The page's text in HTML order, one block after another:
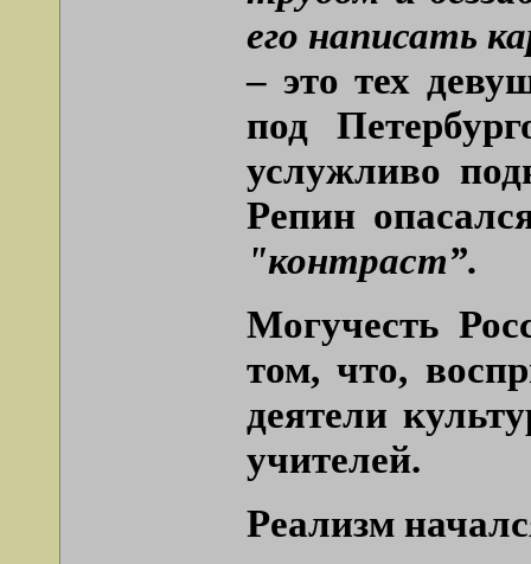
его написать
– это тех
под
услужливо
Репин
"контраст”.
Могучесть
том, что,
деятели
учителей.
Реализм